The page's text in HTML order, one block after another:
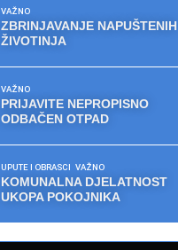
VAŽNO
ZBRINJAVANJE NAPUŠTENIH
ŽIVOTINJA
VAŽNO
PRIJAVITE NEPROPISNO
ODBAČEN OTPAD
UPUTE I OBRASCI VAŽNO
KOMUNALNA DJELATNOST
UKOPA POKOJNIKA